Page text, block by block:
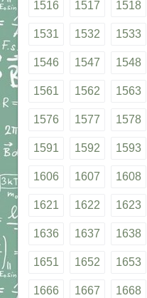
1516 1517 1518
1531 1532 1533
1546 1547 1548
1561 1562 1563
1576 1577 1578
1591 1592 1593
1606 1607 1608
1621 1622 1623
1636 1637 1638
1651 1652 1653
1666 1667 1668